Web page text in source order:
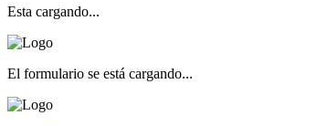
Esta cargando...
El formulario se está cargando...